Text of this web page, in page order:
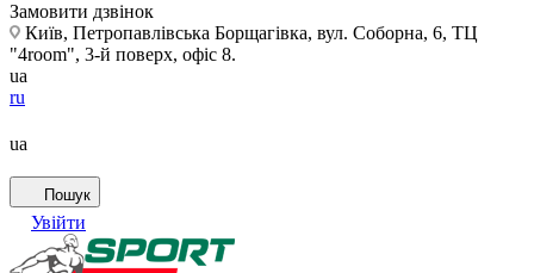
Замовити дзвінок
Київ, Петропавлівська Борщагівка, вул. Соборна, 6, ТЦ
"4room", 3-й поверх, офіс 8.
ua
ru
ua
Пошук
Увійти